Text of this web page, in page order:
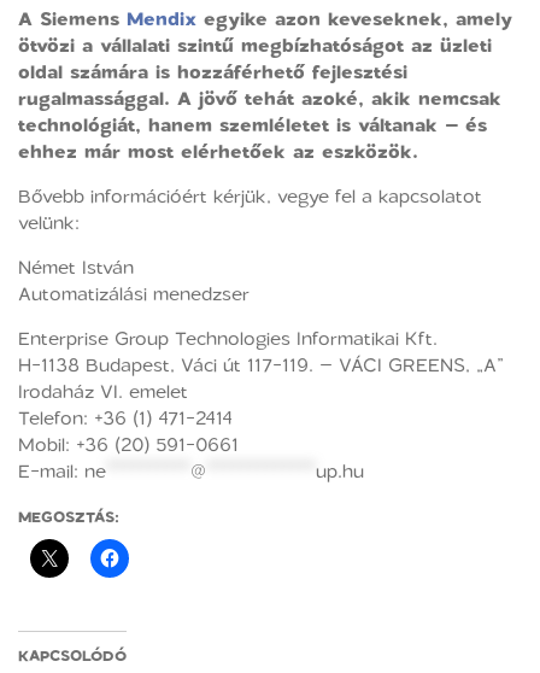
A Siemens Mendix egyike azon keveseknek, amely
ötvözi a vállalati szintű megbízhatóságot az üzleti
oldal számára is hozzáférhető fejlesztési
rugalmassággal. A jövő tehát azoké, akik nemcsak
technológiát, hanem szemléletet is váltanak – és
ehhez már most elérhetőek az eszközök.
Bővebb információért kérjük, vegye fel a kapcsolatot
velünk:
Német István
Automatizálási menedzser
Enterprise Group Technologies Informatikai Kft.
H-1138 Budapest, Váci út 117-119. – VÁCI GREENS, „A”
Irodaház VI. emelet
Telefon: +36 (1) 471-2414
Mobil: +36 (20) 591-0661
E-mail: ne @ up.hu
MEGOSZTÁS:
KAPCSOLÓDÓ